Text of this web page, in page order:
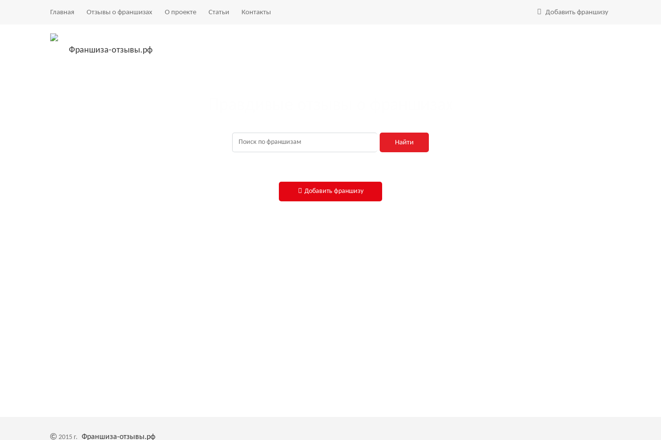
Главная Отзывы о франшизах О проекте Статьи Контакты Добавить франшизу
Франшиза-отзывы.рф
Найти
Добавить франшизу
2015 г. Франшиза-отзывы.рф